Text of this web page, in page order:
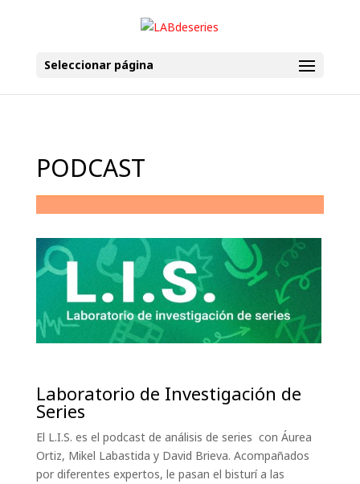
Seleccionar página
PODCAST
Laboratorio de Investigación de
Series
El L.I.S. es el podcast de análisis de series con Áurea
Ortiz, Mikel Labastida y David Brieva. Acompañados
por diferentes expertos, le pasan el bisturí a las